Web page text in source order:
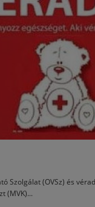
Szolgálat (OVSz) és
(MVK)...